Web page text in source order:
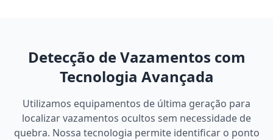
Detecção de Vazamentos com
Tecnologia Avançada
Utilizamos equipamentos de última geração para
localizar vazamentos ocultos sem necessidade de
quebra. Nossa tecnologia permite identificar o ponto